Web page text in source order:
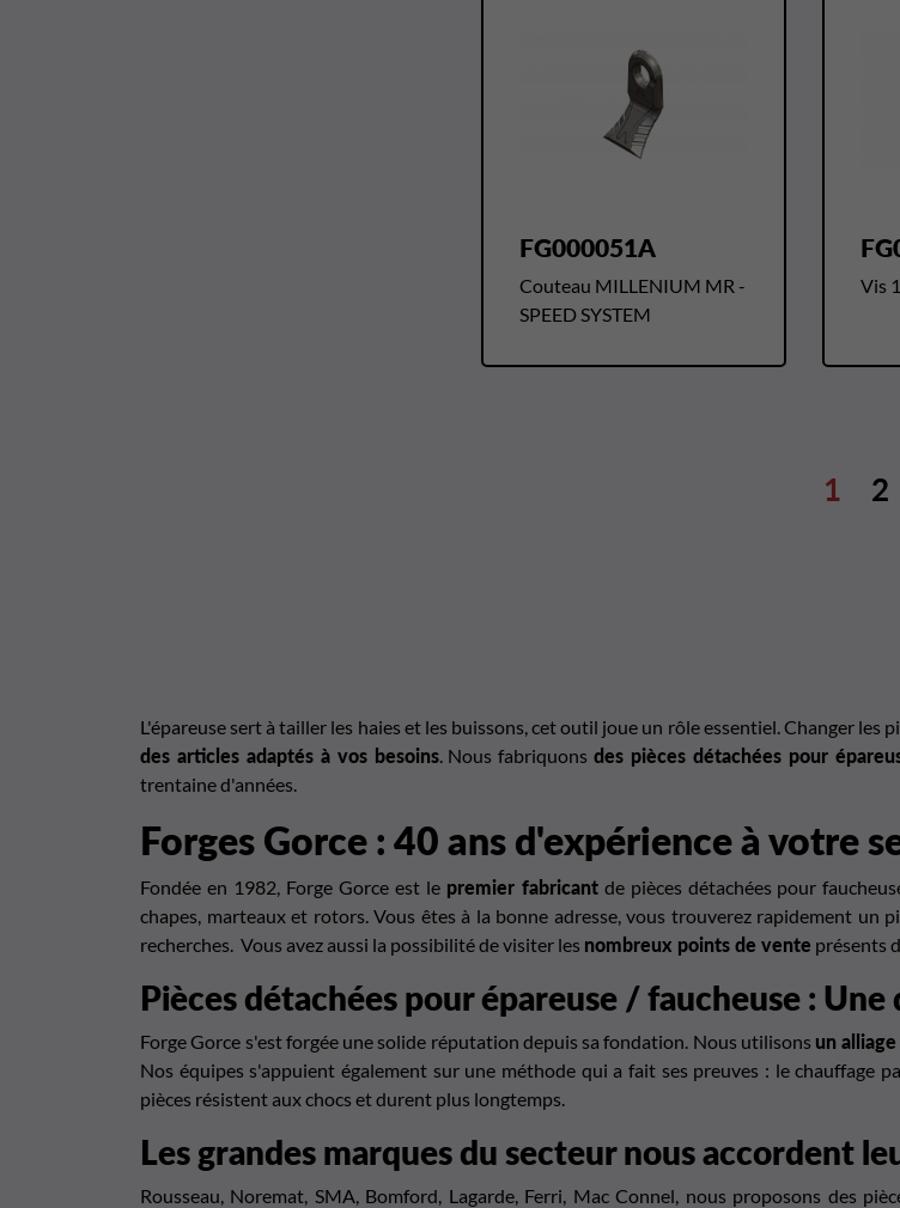
FG000051A
Couteau MILLENIUM MR -
SPEED SYSTEM
Vis
1 2
L'épareuse sert à tailler les haies et les buissons, cet outil joue un rôle essentiel. Changer les
des articles adaptés à vos besoins. Nous fabriquonsdes pièces détachées pour
trentaine d'années.
Forges Gorce : 40 ans d'expérience à votre
Fondée en 1982, Forge Gorce est le premier fabricantde pièces détachées pour
chapes, marteaux et rotors. Vous êtes à la bonne adresse, vous trouverez rapidement un
recherches. Vous avez aussi la possibilité de visiter les nombreux points de vente présents
Pièces détachées pour épareuse / faucheuse :
Forge Gorce s'est forgée une solide réputation depuis sa fondation. Nous utilisons un
Nos équipes s'appuient également sur une méthode qui a fait ses preuves : le chauffage
pièces résistent aux chocs et durent plus longtemps.
Les grandes marques du secteur nous accordent
Rousseau, Noremat, SMA, Bomford, Lagarde, Ferri, Mac Connel, nous proposons des